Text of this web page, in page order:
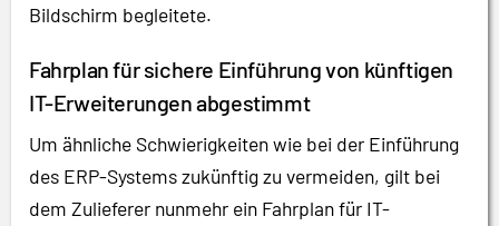
Bildschirm begleitete.
Fahrplan für sichere Einführung von künftigen
IT-Erweiterungen abgestimmt
Um ähnliche Schwierigkeiten wie bei der Einführung
des ERP-Systems zukünftig zu vermeiden, gilt bei
dem Zulieferer nunmehr ein Fahrplan für IT-